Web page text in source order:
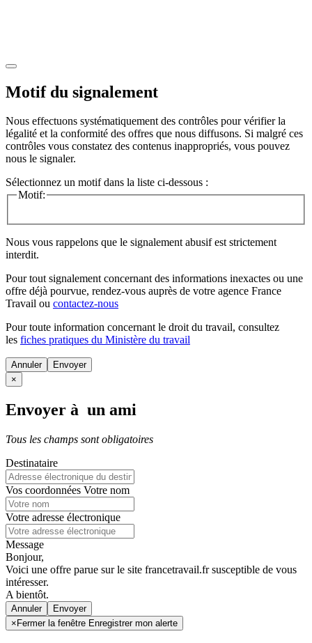
Motif du signalement
Nous effectuons systématiquement des contrôles pour vérifier la
légalité et la conformité des offres que nous diffusons. Si malgré ces
contrôles vous constatez des contenus inappropriés, vous pouvez
nous le signaler.
Sélectionnez un motif dans la liste ci-dessous :
Motif:
Nous vous rappelons que le signalement abusif est strictement
interdit.
Pour tout signalement concernant des informations inexactes ou une
offre déjà pourvue, rendez-vous auprès de votre agence France
Travail ou contactez-nous
Pour toute information concernant le droit du travail, consultez
les fiches pratiques du Ministère du travail
Annuler
×
Envoyer à un ami
Tous les champs sont obligatoires
Destinataire
Vos coordonnées Votre nom
Votre adresse électronique
Message
Bonjour,
Voici une offre parue sur le site francetravail.fr susceptible de vous
intéresser.
A bientôt.
Annuler
× Fermer la fenêtre Enregistrer mon alerte